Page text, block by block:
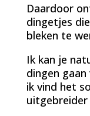
Daardoor
dingetjes
bleken te
Ik kan je
dingen
ik vind het
uitgebreider